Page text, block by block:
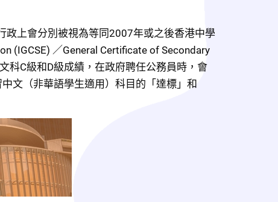
政上會分別被視為等同2007年或之後香港中學
(IGCSE) ／General Certificate of Secondary
科C級和D級成績，在政府聘任公務員時，會
文（非華語學生適用）科目的「達標」和